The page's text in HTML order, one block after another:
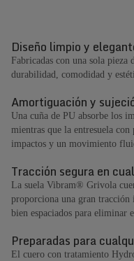
Diseño limpio y
Fabricadas con una sola
durabilidad, comodidad y
Amortiguación y
Una cuña de PU absorbe los
mientras que la entresuela
impactos y un movimiento
Tracción segura en
La suela Vibram® Grivola
proporciona una gran tracción
bien espaciados para eliminar
Preparadas para
El cuero con tratamiento